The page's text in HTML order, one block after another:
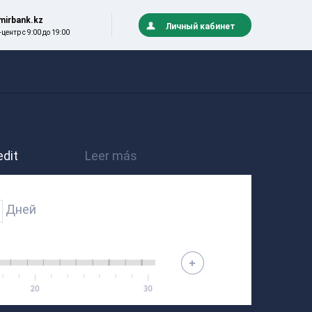
с 9:00 до 19:00
Личный кабинет
Dengiclick
Получки)
Moneyman
Кредит»
пресс-служба
Защита прав
Leer más
Дней